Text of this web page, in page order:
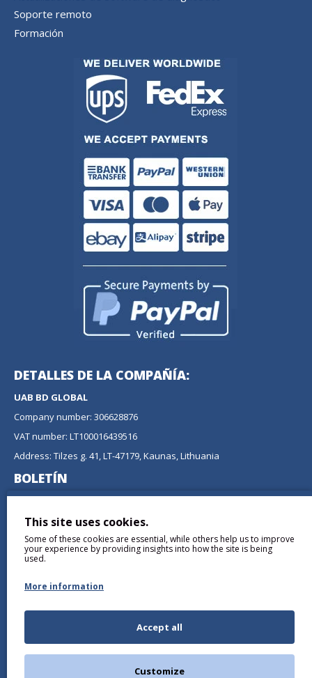
Soporte remoto
Formación
DETALLES DE LA COMPAÑÍA:
UAB BD GLOBAL
Company number: 306628876
VAT number: LT100016439516
Address: Tilzes g. 41, LT-47179, Kaunas, Lithuania
BOLETÍN
suscribiéndose a nuestro boletín.
ENVIAR
This site uses cookies.
Some of these cookies are essential, while others help us to improve
your experience by providing insights into how the site is being
used.
More information
Accept all
Customize